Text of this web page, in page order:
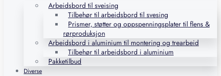
Arbeidsbord til sveising
Tilbehør til arbeidsbord til svesing
Prismer, støtter og oppspenningsplater til flens &
rørproduksjon
Arbeidsbord i aluminium til montering og trearbeid
Tilbehør til arbeidsbord i aluminium
Pakketilbud
Diverse